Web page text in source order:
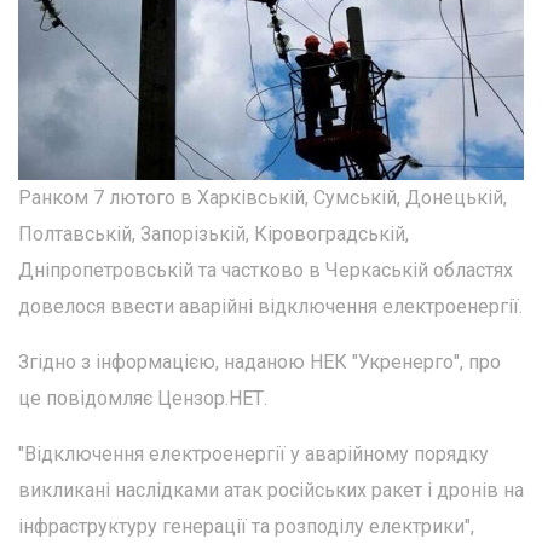
Ранком 7 лютого в Харківській, Сумській, Донецькій,
Полтавській, Запорізькій, Кіровоградській,
Дніпропетровській та частково в Черкаській областях
довелося ввести аварійні відключення електроенергії.
Згідно з інформацією, наданою НЕК "Укренерго", про
це повідомляє Цензор.НЕТ.
"Відключення електроенергії у аварійному порядку
викликані наслідками атак російських ракет і дронів на
інфраструктуру генерації та розподілу електрики",